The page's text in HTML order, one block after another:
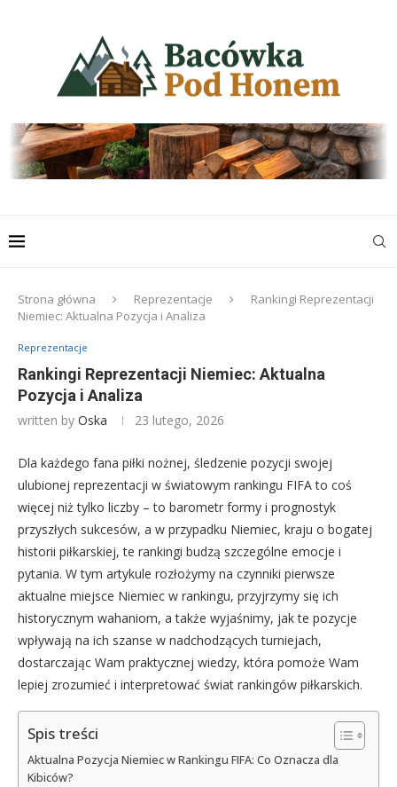
Strona główna Reprezentacje
Rankingi Reprezentacji
Niemiec: Aktualna Pozycja i Analiza
Reprezentacje
Rankingi Reprezentacji Niemiec: Aktualna
Pozycja i Analiza
written by Oska 23 lutego, 2026
Dla każdego fana piłki nożnej, śledzenie pozycji swojej
ulubionej reprezentacji w światowym rankingu FIFA to coś
więcej niż tylko liczby – to barometr formy i prognostyk
przyszłych sukcesów, a w przypadku Niemiec, kraju o bogatej
historii piłkarskiej, te rankingi budzą szczególne emocje i
pytania. W tym artykule rozłożymy na czynniki pierwsze
aktualne miejsce Niemiec w rankingu, przyjrzymy się ich
historycznym wahaniom, a także wyjaśnimy, jak te pozycje
wpływają na ich szanse w nadchodzących turniejach,
dostarczając Wam praktycznej wiedzy, która pomoże Wam
lepiej zrozumieć i interpretować świat rankingów piłkarskich.
Spis treści
Aktualna Pozycja Niemiec w Rankingu FIFA: Co Oznacza dla
Kibiców?